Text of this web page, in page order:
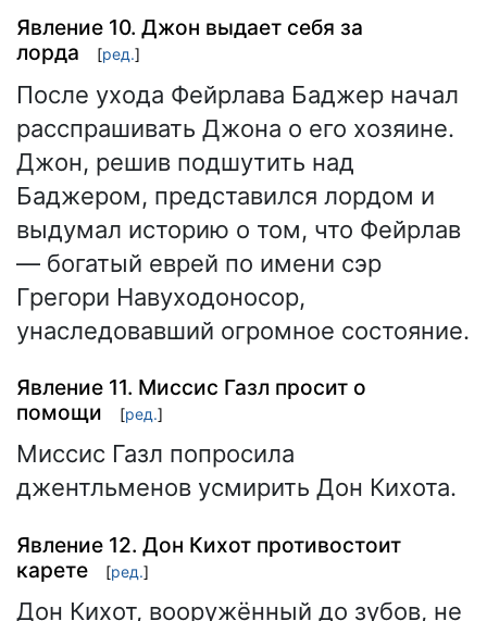
Явление 10. Джон выдает себя за
лорда
[ред.]
После ухода Фейрлава Баджер начал
расспрашивать Джона о его хозяине.
Джон, решив подшутить над
Баджером, представился лордом и
выдумал историю о том, что Фейрлав
— богатый еврей по имени сэр
Грегори Навуходоносор,
унаследовавший огромное состояние.
Явление 11. Миссис Газл просит о
помощи
[ред.]
Миссис Газл попросила
джентльменов усмирить Дон Кихота.
Явление 12. Дон Кихот противостоит
карете
[ред.]
Дон Кихот, вооружённый до зубов, не